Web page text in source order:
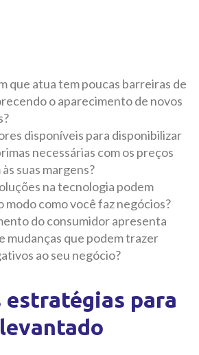
que atua tem poucas barreiras de
o aparecimento de novos
disponíveis para disponibilizar
necessárias com os preços
suas margens?
na tecnologia podem
como você faz negócios?
do consumidor apresenta
mudanças que podem trazer
ao seu negócio?
estratégias para